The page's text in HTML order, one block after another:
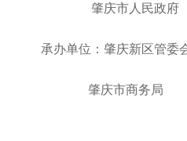
肇庆市人民政府
承办单位：肇庆新区管委
肇庆市商务局